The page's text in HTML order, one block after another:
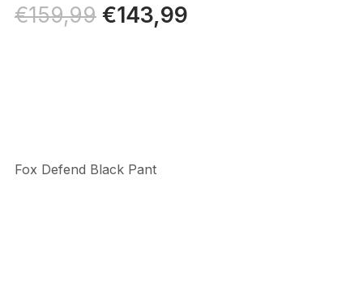
€159,99 Il
prezzo
€143,99Il
Fox Defend Black Pant